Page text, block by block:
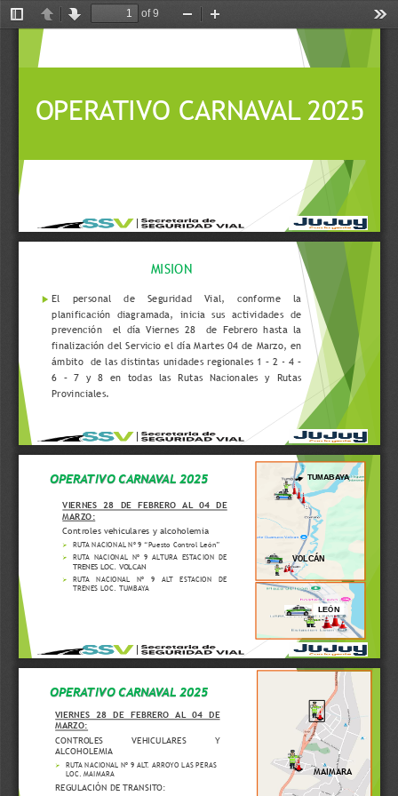
Toggle
Sidebar
PreviousNext
of 9
Zoom
OPERATIVO CARNAVAL 2025
MISION
 El personal de Seguridad Vial, conforme
la
planificación
diagramada, inicia sus actividades
de
prevención
el día Viernes 28 de Febrero hasta la
finalización del Servicio el día Martes 04 de Marzo, en
ámbito
de las distintas unidades regionales 1 – 2 - 4 –
6
– 7 y 8 en todas las Rutas Nacionales y
Rutas
Provinciales.
OPERATIVO CARNAVAL 2025
VIERNES 28 DE FEBRERO AL 04
DE
MARZO:
Controles vehiculares y alcoholemia
 RUTA NACIONAL Nº 9 “Puesto Control León”
 RUTA NACIONAL Nº 9 ALTURA ESTACION DE
TRENES LOC. VOLCAN
 RUTA NACIONAL Nº 9 ALT ESTACION
DE
TRENES LOC. TUMBAYA
TUMABAYA
VOLCÁN
LEÓN
OPERATIVO CARNAVAL 2025
VIERNES 28 DE FEBRERO AL 04
DE
MARZO:
CONTROLES
VEHICULARES
Y
ALCOHOLEMIA

RUTA NACIONAL Nº 9 ALT. ARROYO LAS PERAS
LOC. MAIMARA
REGULACIÓN DE TRANSITO:
MAIMARA